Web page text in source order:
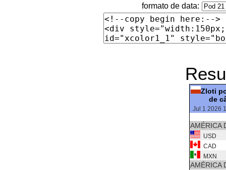
formato de data:
Zloti
de
Jul 1 2026
AMÉRICA
USD
CAD
MXN
AMÉRICA